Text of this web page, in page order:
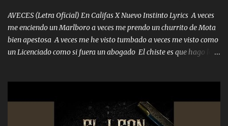
AVECES (Letra Oficial) En Califas X Nuevo Instinto Lyrics A veces
me enciendo un Marlboro a veces me prendo un churrito de Mota
bien apestosa A veces me he visto tumbado a veces me visto como
un Licenciado como si fuera un abogado El chiste es que hago lo
corriente no quieren verte subir de level trucha mis plebes Música
A veces me pongo un sombrero a veces me ven la cachucha de lado